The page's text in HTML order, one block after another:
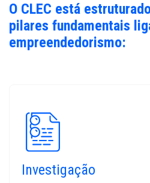
O CLEC está
pilares fundamentais
empreendedorismo:
Investigação